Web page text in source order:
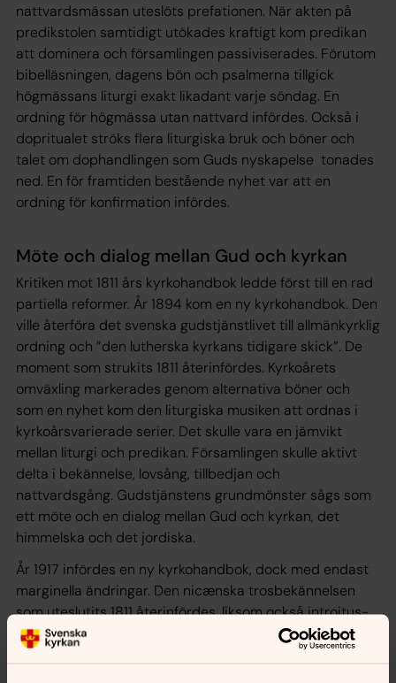
nattvardsmässan uteslöts prefationen. När akten på
predikstolen samtidigt utökades kraftigt kom predikan
att dominera och församlingen passiviserades. Förutom
bibelläsningen, dagens bön och psalmerna tillgick
högmässans liturgi exakt likadant varje söndag. En
ordning för högmässa utan nattvard infördes. Också i
dopritualet ströks flera liturgiska bruk och böner och
talet om dophandlingen som Guds nyskapelse tonades
ned. En för framtiden bestående nyhet var att en
ordning för konfirmation infördes.
Möte och dialog mellan Gud och kyrkan
Kritiken mot 1811 års kyrkohandbok ledde först till en rad
partiella reformer. År 1894 kom en ny kyrkohandbok. Den
ville återföra det svenska gudstjänstlivet till allmänkyrklig
ordning och ”den lutherska kyrkans tidigare skick”. De
moment som strukits 1811 återinfördes. Kyrkoårets
omväxling markerades genom alternativa böner och
som en nyhet kom den liturgiska musiken att ordnas i
kyrkoårsvarierade serier. Det skulle vara en jämvikt
mellan liturgi och predikan. Församlingen skulle aktivt
delta i bekännelse, lovsång, tillbedjan och
nattvardsgång. Gudstjänstens grundmönster sågs som
ett möte och en dialog mellan Gud och kyrkan, det
himmelska och det jordiska.
År 1917 infördes en ny kyrkohandbok, dock med endast
marginella ändringar. Den nicænska trosbekännelsen
som uteslutits 1811 återinfördes, liksom också introitus-
sång ur Psaltaren på högtidsdagar, något som försvunnit
redan 1614.